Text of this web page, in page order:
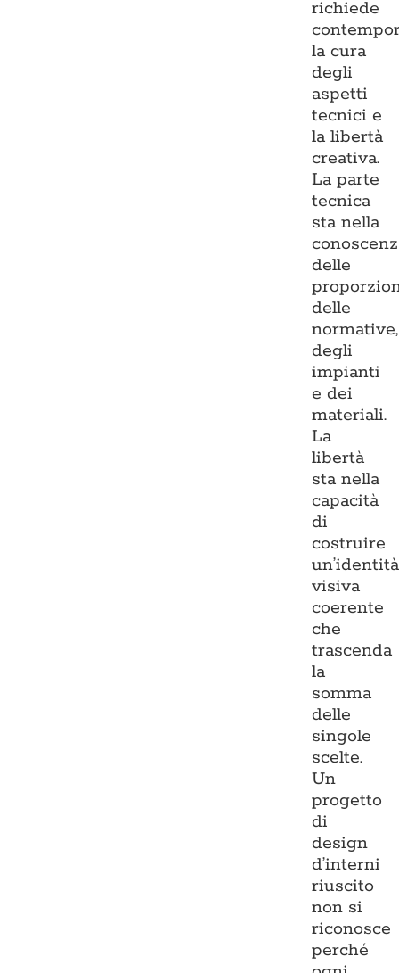
richiede
la cura
degli
aspetti
tecnici e
la libertà
creativa.
La parte
tecnica
sta nella
delle
delle
normative,
degli
impianti
e dei
materiali.
La
libertà
sta nella
capacità
di
costruire
un’identità
visiva
coerente
che
trascenda
la
somma
delle
singole
scelte.
Un
progetto
di
design
d’interni
riuscito
non si
riconosce
perché